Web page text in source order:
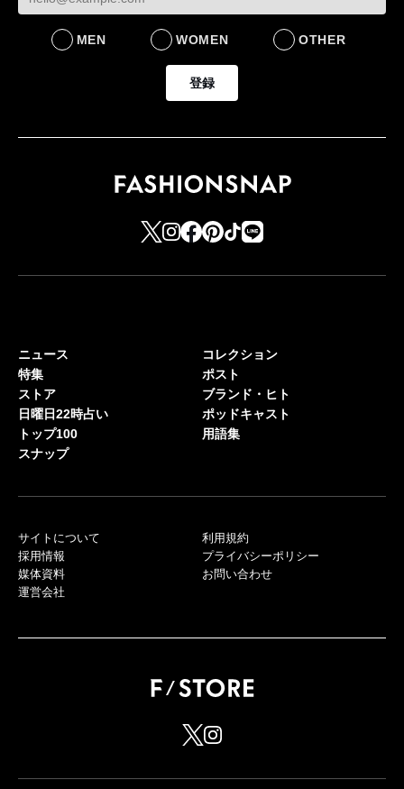
MEN WOMEN OTHER
登録
ニュース
特集
ストア
日曜日22時占い
トップ100
スナップ
コレクション
ポスト
ブランド・ヒト
ポッドキャスト
用語集
サイトについて
採用情報
媒体資料
運営会社
利用規約
プライバシーポリシー
お問い合わせ